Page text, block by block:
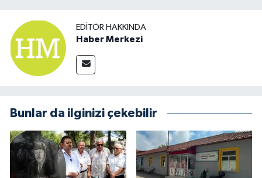
EDITÖR HAKKINDA
Haber Merkezi
Bunlar da ilginizi çekebilir